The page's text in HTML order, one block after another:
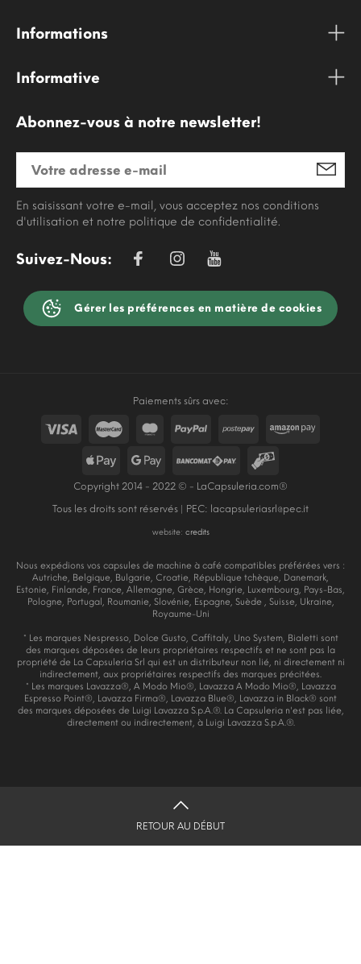
Informations
Informative
Abonnez-vous à notre newsletter!
En saisissant votre e-mail, vous acceptez nos conditions
d'utilisation et notre politique de confidentialité.
Suivez-Nous:
Gérer les préférences en matière de cookies
Paiements sûrs avec:
Copyright 2014 - 2022 © - LaCapsuleria.com®
Tous les droits sont réservés | PEC: lacapsuleriasrl@pec.it
website: credits
Nous expédions vos capsules de machine à café compatibles préférées vers :
Autriche, Belgique, Bulgarie, Croatie, République tchèque, Danemark,
Estonie, Finlande, France, Allemagne, Grèce, Hongrie, Luxembourg, Pays-Bas,
Pologne, Portugal, Roumanie, Slovénie, Espagne, Suède , Suisse, Ukraine,
Royaume-Uni
* Les marques Nespresso, Dolce Gusto, Caffitaly, Uno System, Bialetti sont
des marques déposées de leurs propriétaires respectifs et ne sont pas la
propriété de La Capsuleria Srl qui est un distributeur non lié, ni directement ni
indirectement, aux propriétaires respectifs des marques précitées.
* Les marques Lavazza®, A Modo Mio®, Lavazza A Modo Mio®, Lavazza
Espresso Point®, Lavazza Firma®, Lavazza Blue®, Lavazza in Black® sont
des marques déposées de Luigi Lavazza S.p.A.®. La Capsuleria n'est pas liée,
directement ou indirectement, à Luigi Lavazza S.p.A.®.
RETOUR AU DÉBUT